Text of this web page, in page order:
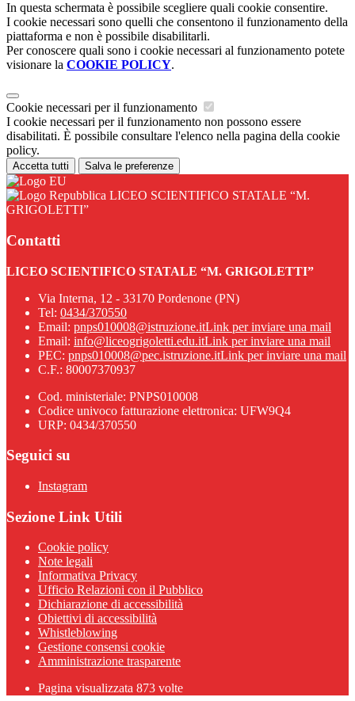
In questa schermata è possibile scegliere quali cookie consentire.
I cookie necessari sono quelli che consentono il funzionamento della
piattaforma e non è possibile disabilitarli.
Per conoscere quali sono i cookie necessari al funzionamento potete
visionare la COOKIE POLICY.
Cookie necessari per il funzionamento
I cookie necessari per il funzionamento non possono essere
disabilitati. È possibile consultare l'elenco nella pagina della cookie
policy.
Accetta tutti Salva le preferenze
LICEO SCIENTIFICO STATALE “M.
GRIGOLETTI”
Contatti
LICEO SCIENTIFICO STATALE “M. GRIGOLETTI”
Via Interna, 12 - 33170 Pordenone (PN)
Tel: 0434/370550
Email: pnps010008@istruzione.itLink per inviare una mail
Email: info@liceogrigoletti.edu.itLink per inviare una mail
PEC: pnps010008@pec.istruzione.itLink per inviare una mail
C.F.: 80007370937
Cod. ministeriale: PNPS010008
Codice univoco fatturazione elettronica: UFW9Q4
URP: 0434/370550
Seguici su
Instagram
Sezione Link Utili
Cookie policy
Note legali
Informativa Privacy
Ufficio Relazioni con il Pubblico
Dichiarazione di accessibilità
Obiettivi di accessibilità
Whistleblowing
Gestione consensi cookie
Amministrazione trasparente
Pagina visualizzata 873 volte